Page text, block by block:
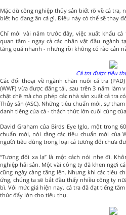
Mặc dù công nghiệp thủy sản biết rõ về cá
biết họ đang ăn cá gì. Điều này có thể sẽ thay
Chỉ mới vài năm trước đây, việc xuất khẩu
quan tâm - ngay cả các nhân vật đầu ngành
tăng quá nhanh - nhưng rồi không có rào cản
Cá tra được tiêu
Các đối thoại về ngành chăn nuôi cá tra
(WWF) vừa được đăng tải, sau trên 3 năm làm
chặt chẽ mà cho phép các nhà sản xuất cá tra
Thủy sản (ASC). Những tiêu chuẩn mới, sự
danh tiếng của cá - thách thức lớn cuối cùng
David Graham của Birds Eye Iglo, một trong
chuẩn mới, nói rằng các tiêu chuẩn mới của
người tiêu dùng trong loại cá tương đối chưa
“Tương đối xa lạ” là một cách nói nhẹ đi.
nghiệp hải sản. Một vài công ty đã khen ngợi
cũng ngày càng tăng lên. Nhưng khi các tiêu
ứng, chúng ta sẽ bắt đầu thấy nhiều công ty
bì. Với mức giá hiện nay, cá tra đã đạt tiếng
thúc đẩy lớn cho tiêu thụ.